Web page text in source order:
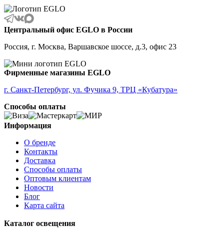
ALCUDIA
ALDERNEY
ALMANZORA
ALMEIDA
ALMEIDA 2
ALMONTE
ALMUDAINA
ALOBRASE
ALSAGER
ALVEZ
AMADORA
AMAKUSA
AMBATOBE
AMBILOBE
AMBONDRONA
AMBORIALA
AMEZAGA
AMOATSY
AMPITABE
AMSFIELD
ANDASIBE
Центральный офис EGLO в России
Россия, г. Москва, Варшавское шоссе, д.3, офис 23
Фирменные магазины EGLO
г. Санкт-Петербург, ул. Фучика 9, ТРЦ «Кубатура»
Способы оплаты
Информация
О бренде
Контакты
Доставка
Способы оплаты
Оптовым клиентам
Новости
Блог
Карта сайта
Каталог освещения